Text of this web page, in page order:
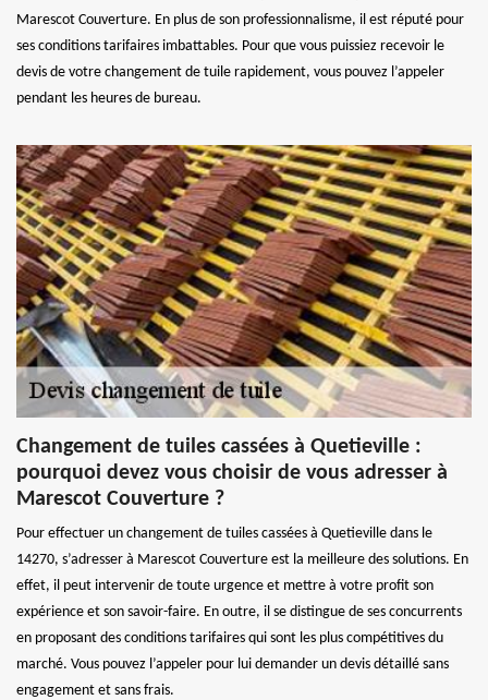
Marescot Couverture. En plus de son professionnalisme, il est réputé pour
ses conditions tarifaires imbattables. Pour que vous puissiez recevoir le
devis de votre changement de tuile rapidement, vous pouvez l’appeler
pendant les heures de bureau.
Changement de tuiles cassées à Quetieville :
pourquoi devez vous choisir de vous adresser à
Marescot Couverture ?
Pour effectuer un changement de tuiles cassées à Quetieville dans le
14270, s’adresser à Marescot Couverture est la meilleure des solutions. En
effet, il peut intervenir de toute urgence et mettre à votre profit son
expérience et son savoir-faire. En outre, il se distingue de ses concurrents
en proposant des conditions tarifaires qui sont les plus compétitives du
marché. Vous pouvez l’appeler pour lui demander un devis détaillé sans
engagement et sans frais.